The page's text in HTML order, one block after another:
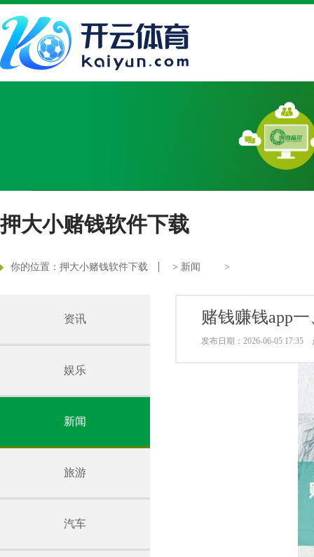
押大小赌钱软件下载
你的位置： 押大小赌钱软件下载 > 新闻 >
资讯
娱乐
新闻
旅游
汽车
赌钱赚钱app
发布日期：2026-06-05 17:35